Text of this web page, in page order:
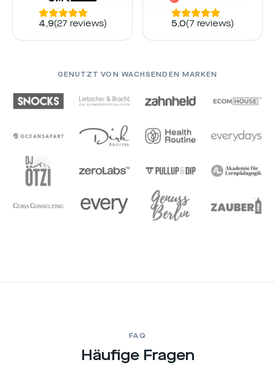
4,9(27 reviews) 5,0(7 reviews)
GENUTZT VON WACHSENDEN MARKEN
FAQ
Häufige Fragen